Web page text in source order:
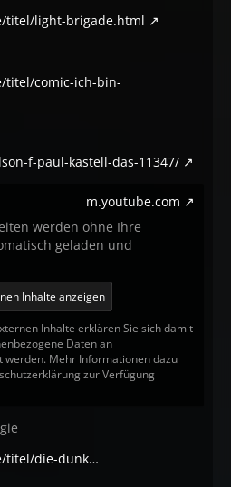
titel/light-brigade.html
titel/comic-ich-bin-
f-paul-kastell-das-11347/
m.youtube.com
werden ohne Ihre
geladen und
Inhalte anzeigen
Inhalte erklären Sie sich damit
Daten an
Mehr Informationen dazu
zur Verfügung
titel/die-dunk…